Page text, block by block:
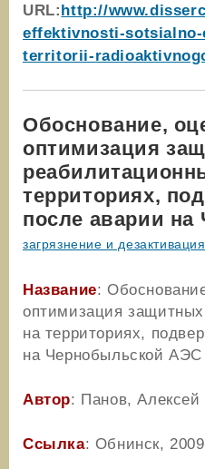
URL:http://
effektivnosti-
territorii-
Обоснование,
оптимизация
территориях,
после аварии
загрязнение и дезактивация
Название:
оптимизация
на территориях,
на Чернобыльской АЭС
Автор: Панов, Алексей
Ссылка: Обнинск, 2009